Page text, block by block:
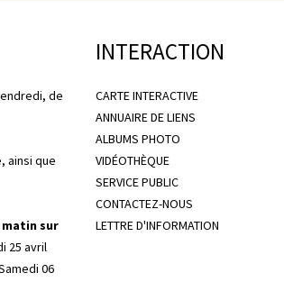
de
ainsi que
sur
25 avril
06
INTERACTION
CARTE INTERACTIVE
ANNUAIRE DE LIENS
ALBUMS PHOTO
VIDÉOTHÈQUE
SERVICE PUBLIC
CONTACTEZ-NOUS
LETTRE D'INFORMATION